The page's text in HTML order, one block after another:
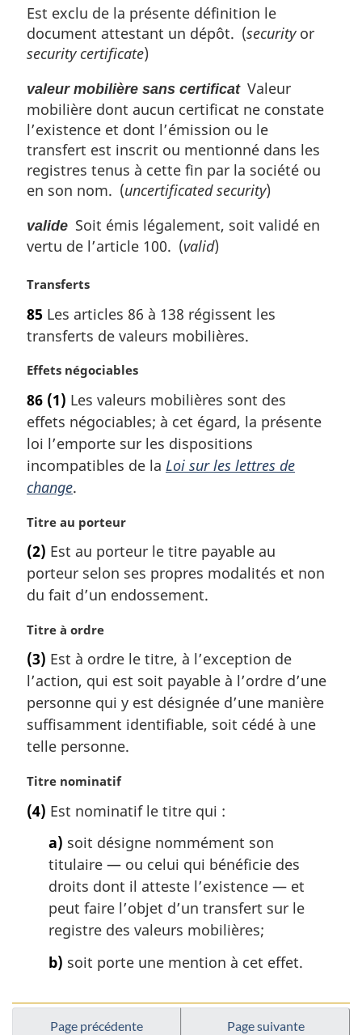
Est exclu de la présente définition le
document attestant un dépôt. (securityor
security certificate)
valeur mobilière sans certificatValeur
mobilière dont aucun certificat ne constate
l’existence et dont l’émission ou le
transfert est inscrit ou mentionné dans les
registres tenus à cette fin par la société ou
en son nom. (uncertificated security)
valide Soit émis légalement, soit validé en
vertu de l’article 100. (valid)
N
t
e
a
r
g
i
n
a
e
:
Transferts
85 Les articles 86 à 138 régissent les
transferts de valeurs mobilières.
N
t
e
m
a
g
n
a
e
:
Effets négociables
86 (1) Les valeurs mobilières sont des
effets négociables; à cet égard, la présente
loi l’emporte sur les dispositions
incompatibles de la Loi sur les lettres de
change.
N
t
e
m
r
i
n
a
e
:
Titre au porteur
(2) Est au porteur le titre payable au
porteur selon ses propres modalités et non
du fait d’un endossement.
N
t
e
m
a
g
n
a
Titre à ordre
(3) Est à ordre le titre, à l’exception de
l’action, qui est soit payable à l’ordre d’une
personne qui y est désignée d’une manière
suffisamment identifiable, soit cédé à une
telle personne.
N
t
:
Titre nominatif
(4) Est nominatif le titre qui :
a) soit désigne nommément son
titulaire — ou celui qui bénéficie des
droits dont il atteste l’existence — et
peut faire l’objet d’un transfert sur le
registre des valeurs mobilières;
b) soit porte une mention à cet effet.
Page précédente Page suivante